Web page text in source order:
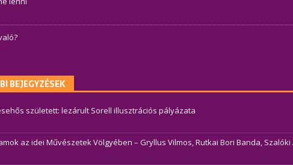
BEJEGYZÉSEK
született: lezárult Sorell illusztrációs pályázata
az idei Művészetek Völgyében – Gryllus Vilmos, Rutkai Bori Banda,